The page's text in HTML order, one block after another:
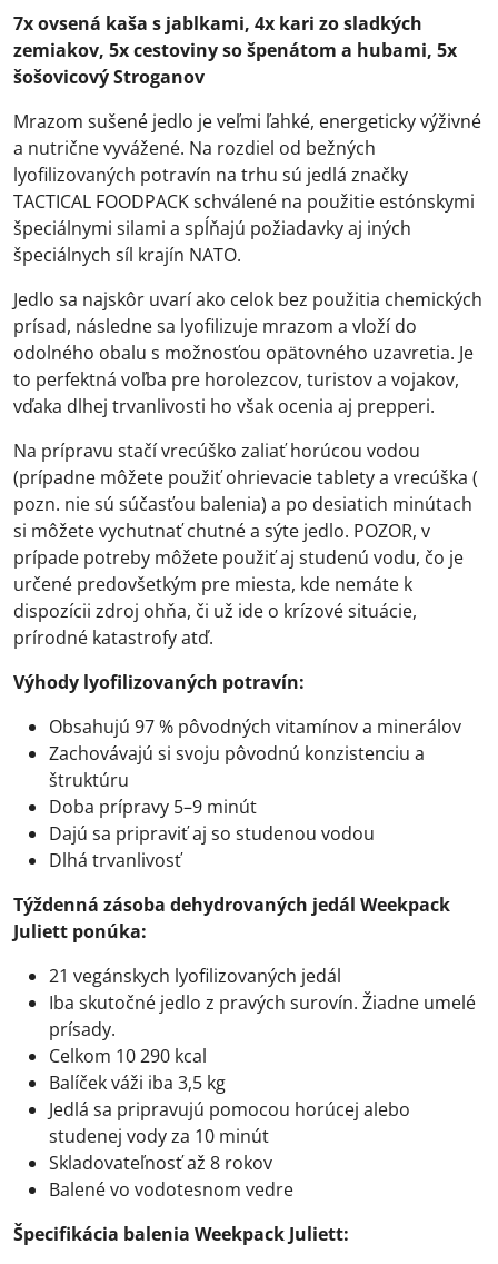
7x ovsená kaša s jablkami, 4x kari zo sladkých
zemiakov, 5x cestoviny so špenátom a hubami, 5x
šošovicový Stroganov
Mrazom sušené jedlo je veľmi ľahké, energeticky výživné
a nutrične vyvážené. Na rozdiel od bežných
lyofilizovaných potravín na trhu sú jedlá značky
TACTICAL FOODPACK schválené na použitie estónskymi
špeciálnymi silami a spĺňajú požiadavky aj iných
špeciálnych síl krajín NATO.
Jedlo sa najskôr uvarí ako celok bez použitia chemických
prísad, následne sa lyofilizuje mrazom a vloží do
odolného obalu s možnosťou opätovného uzavretia. Je
to perfektná voľba pre horolezcov, turistov a vojakov,
vďaka dlhej trvanlivosti ho však ocenia aj prepperi.
Na prípravu stačí vrecúško zaliať horúcou vodou
(prípadne môžete použiť ohrievacie tablety a vrecúška (
pozn. nie sú súčasťou balenia) a po desiatich minútach
si môžete vychutnať chutné a sýte jedlo. POZOR, v
prípade potreby môžete použiť aj studenú vodu, čo je
určené predovšetkým pre miesta, kde nemáte k
dispozícii zdroj ohňa, či už ide o krízové situácie,
prírodné katastrofy atď.
Výhody lyofilizovaných potravín:
Obsahujú 97 % pôvodných vitamínov a minerálov
Zachovávajú si svoju pôvodnú konzistenciu a
štruktúru
Doba prípravy 5–9 minút
Dajú sa pripraviť aj so studenou vodou
Dlhá trvanlivosť
Týždenná zásoba dehydrovaných jedál Weekpack
Juliett ponúka:
21 vegánskych lyofilizovaných jedál
Iba skutočné jedlo z pravých surovín. Žiadne umelé
prísady.
Celkom 10 290 kcal
Balíček váži iba 3,5 kg
Jedlá sa pripravujú pomocou horúcej alebo
studenej vody za 10 minút
Skladovateľnosť až 8 rokov
Balené vo vodotesnom vedre
Špecifikácia balenia Weekpack Juliett: